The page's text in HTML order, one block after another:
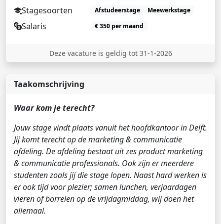
Stagesoorten Afstudeerstage Meewerkstage
Salaris € 350 per maand
Deze vacature is geldig tot 31-1-2026
Taakomschrijving
Waar kom je terecht?
Jouw stage vindt plaats vanuit het hoofdkantoor in Delft.
Jij komt terecht op de marketing & communicatie
afdeling. De afdeling bestaat uit zes product marketing
& communicatie professionals. Ook zijn er meerdere
studenten zoals jij die stage lopen. Naast hard werken is
er ook tijd voor plezier; samen lunchen, verjaardagen
vieren of borrelen op de vrijdagmiddag, wij doen het
allemaal.